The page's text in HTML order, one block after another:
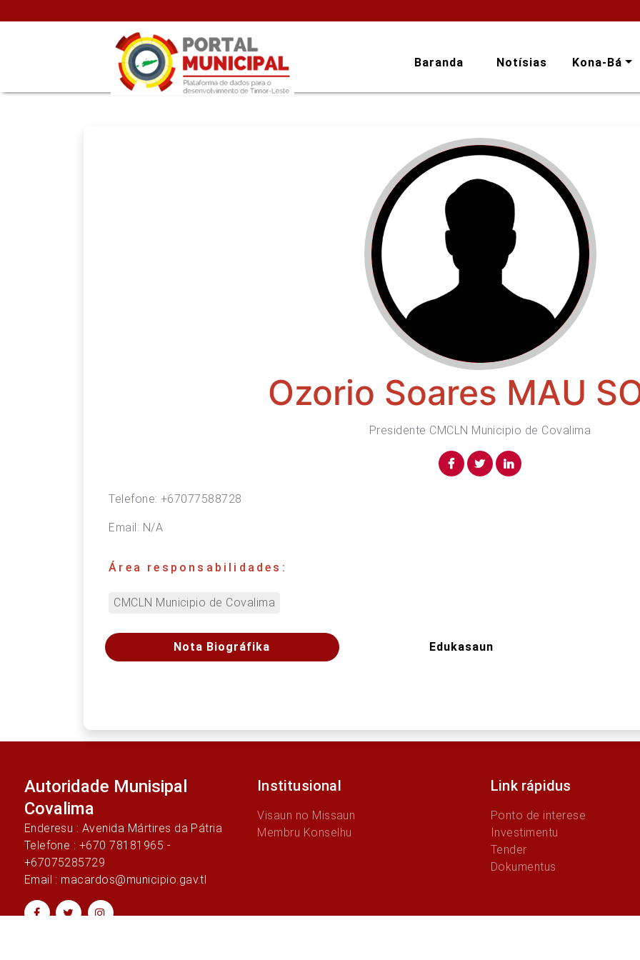
Baranda Notísias Kona-Bá
Ozorio Soares MAU
Presidente CMCLN Municipio de Covalima
Telefone:+67077588728
Email: N/A
Área responsabilidades:
CMCLN Municipio de Covalima
Nota Biográfika Edukasaun
Autoridade Munisipal
Covalima
Enderesu : Avenida Mártires da Pátria
Telefone : +670 78181965 -
+67075285729
Email : macardos@municipio.gav.tl
Institusional
Visaun no Missaun
Membru Konselhu
Link rápidus
Ponto de interese
Investimentu
Tender
Dokumentus